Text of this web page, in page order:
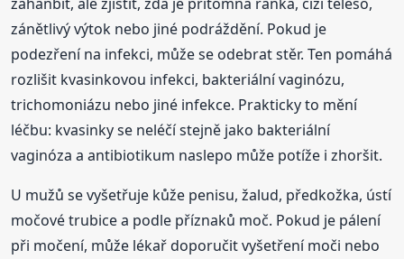
zánětlivý výtok nebo jiné podráždění. Pokud je
podezření na infekci, může se odebrat stěr. Ten pomáhá
rozlišit kvasinkovou infekci, bakteriální vaginózu,
trichomoniázu nebo jiné infekce. Prakticky to mění
léčbu: kvasinky se neléčí stejně jako bakteriální
vaginóza a antibiotikum naslepo může potíže i zhoršit.
U mužů se vyšetřuje kůže penisu, žalud, předkožka, ústí
močové trubice a podle příznaků moč. Pokud je pálení
při močení, může lékař doporučit vyšetření moči nebo